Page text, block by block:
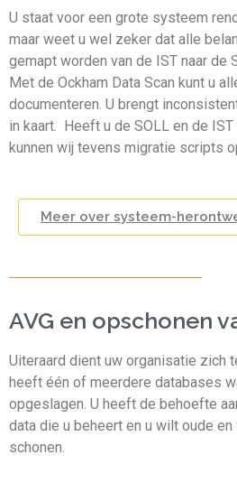
U staat voor een grote systeem
maar weet u wel zeker dat alle
gemapt worden van de IST naar de
Met de Ockham Data Scan kunt u
documenteren. U brengt
in kaart. Heeft u de SOLL en de
kunnen wij tevens migratie scripts
Meer over systeem-
AVG en opschonen
Uiteraard dient uw organisatie zich
heeft één of meerdere databases
opgeslagen. U heeft de behoefte
data die u beheert en u wilt oude
schonen.